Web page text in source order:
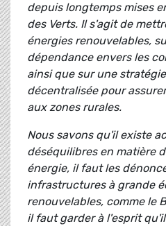
depuis longtemps mises
des Verts. Il s'agit de
énergies renouvelables,
dépendance envers les
ainsi que sur une
décentralisée pour
aux zones rurales.
Nous savons qu'il existe
déséquilibres en matière
énergie, il faut les
infrastructures à grande
renouvelables, comme le
il faut garder à l'esprit